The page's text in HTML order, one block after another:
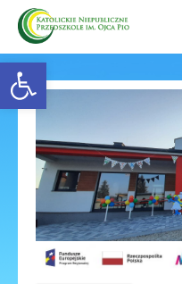
Open toolbar